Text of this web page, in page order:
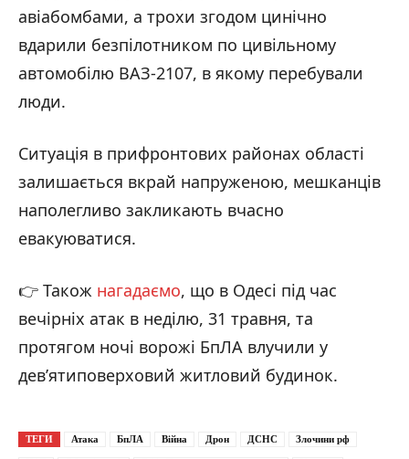
Фото: наслідки російського удару по Донеччині / ДСНС Донецької області /
01.06.2026
01.06.2026
авіабомбами, а трохи згодом цинічно
вдарили безпілотником по цивільному
автомобілю ВАЗ-2107, в якому перебували
люди.
Ситуація в прифронтових районах області
залишається вкрай напруженою, мешканців
наполегливо закликають вчасно
евакуюватися.
👉 Також нагадаємо, що в Одесі під час
вечірніх атак в неділю, 31 травня, та
протягом ночі ворожі БпЛА влучили у
дев’ятиповерховий житловий будинок.
ТЕГИ Атака БпЛА Війна Дрон ДСНС Злочини рф